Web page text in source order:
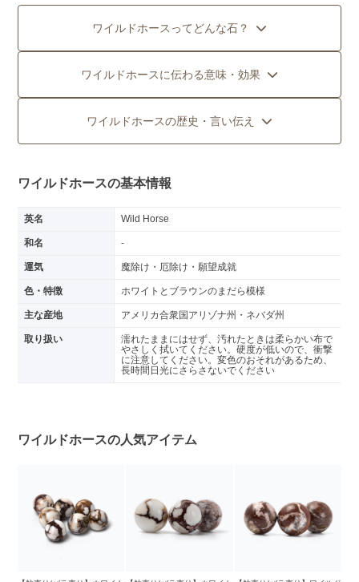
ワイルドホースってどんな石？
ワイルドホースに伝わる意味・効果
ワイルドホースの歴史・言い伝え
ワイルドホースの基本情報
英名 Wild Horse
和名 -
運気 魔除け・厄除け・願望成就
色・特徴 ホワイトとブラウンのまだら模様
主な産地 アメリカ合衆国アリゾナ州・ネバダ州
取り扱い
濡れたままにはせず、汚れたときは柔らかい布で
やさしく拭いてください。硬度が低いので、衝撃
に注意してください。変色のおそれがあるため、
長時間日光にさらさないでください
ワイルドホースの人気アイテム